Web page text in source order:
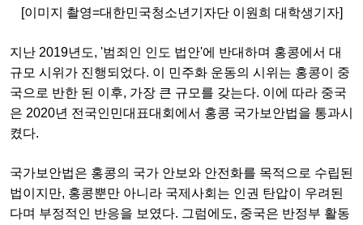
[이미지 촬영=대한민국청소년기자단 이원희 대학생기자]
지난 2019년도, '범죄인 인도 법안'에 반대하며 홍콩에서 대
규모 시위가 진행되었다. 이 민주화 운동의 시위는 홍콩이 중
국으로 반한 된 이후, 가장 큰 규모를 갖는다. 이에 따라 중국
은 2020년 전국인민대표대회에서 홍콩 국가보안법을 통과시
켰다.
국가보안법은 홍콩의 국가 안보와 안전화를 목적으로 수립된
법이지만, 홍콩뿐만 아니라 국제사회는 인권 탄압이 우려된
다며 부정적인 반응을 보였다. 그럼에도, 중국은 반정부 활동